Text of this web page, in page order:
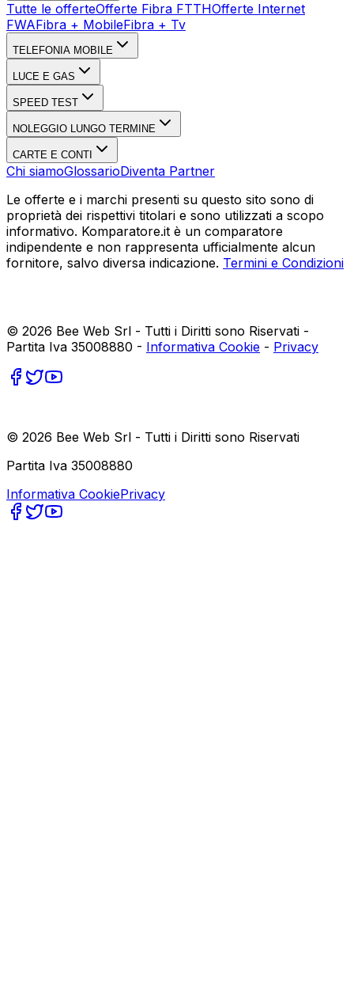
Tutte le offerteOfferte Fibra FTTHOfferte Internet
FWAFibra + MobileFibra + Tv
TELEFONIA MOBILE
LUCE E GAS
SPEED TEST
NOLEGGIO LUNGO TERMINE
CARTE E CONTI
Chi siamoGlossarioDiventa Partner
Le offerte e i marchi presenti su questo sito sono di
proprietà dei rispettivi titolari e sono utilizzati a scopo
informativo. Komparatore.it è un comparatore
indipendente e non rappresenta ufficialmente alcun
fornitore, salvo diversa indicazione. Termini e Condizioni
© 2026 Bee Web Srl - Tutti i Diritti sono Riservati -
Partita Iva 35008880 - Informativa Cookie - Privacy
© 2026 Bee Web Srl - Tutti i Diritti sono Riservati
Partita Iva 35008880
Informativa CookiePrivacy